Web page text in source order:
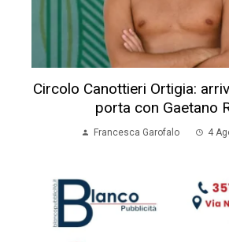
Circolo Canottieri Ortigia:
porta con Gaetano
Francesca Garofalo 4